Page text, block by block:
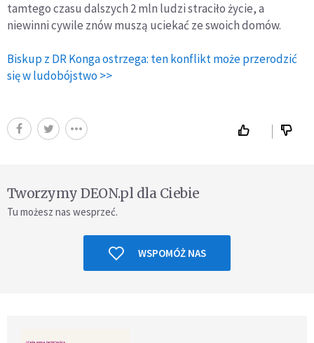
tamtego czasu dalszych 2 mln ludzi straciło życie, a
niewinni cywile znów muszą uciekać ze swoich domów.
Biskup z DR Konga ostrzega: ten konflikt może przerodzić
się w ludobójstwo >>
Tworzymy DEON.pl dla Ciebie
Tu możesz nas wesprzeć.
WSPOMÓŻ NAS